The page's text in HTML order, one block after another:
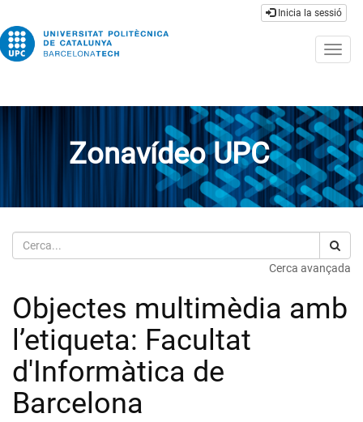
Inicia la sessió
Zonavídeo UPC
Cerca
Cerca avançada
Objectes multimèdia amb
l’etiqueta: Facultat
d'Informàtica de
Barcelona